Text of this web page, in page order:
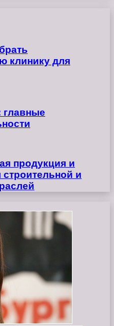
клинику для
главные
продукция и
и